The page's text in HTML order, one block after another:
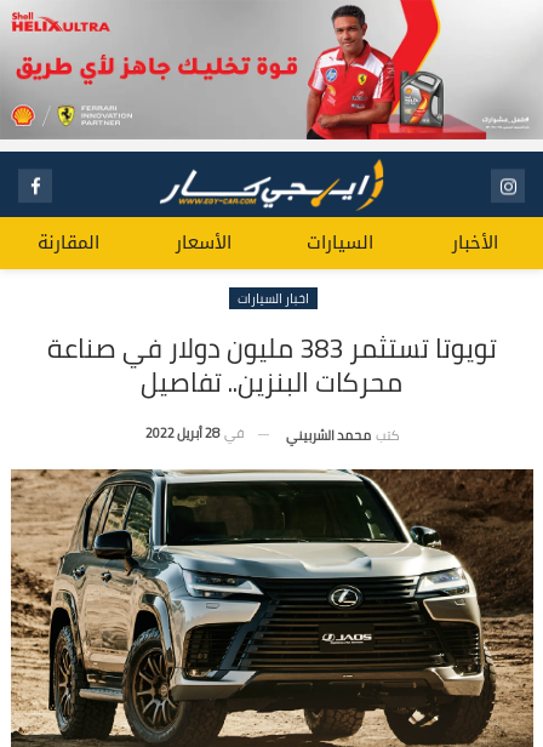
الأخبار السيارات الأسعار المقارنة
اخبار السيارات
تويوتا تستثمر 383 مليون دولار في صناعة
محركات البنزين.. تفاصيل
كتب محمد الشربيني في 28 أبريل 2022